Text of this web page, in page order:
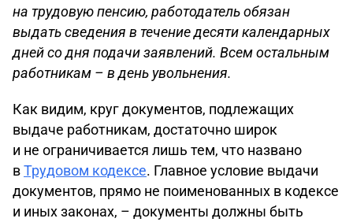
на трудовую пенсию, работодатель обязан
выдать сведения в течение десяти календарных
дней со дня подачи заявлений. Всем остальным
работникам – в день увольнения.
Как видим, круг документов, подлежащих
выдаче работникам, достаточно широк
и не ограничивается лишь тем, что названо
вТрудовом кодексе. Главное условие выдачи
документов, прямо не поименованных в кодексе
и иных законах, – документы должны быть